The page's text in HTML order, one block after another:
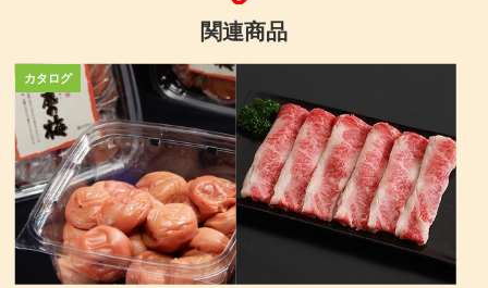
関連商品